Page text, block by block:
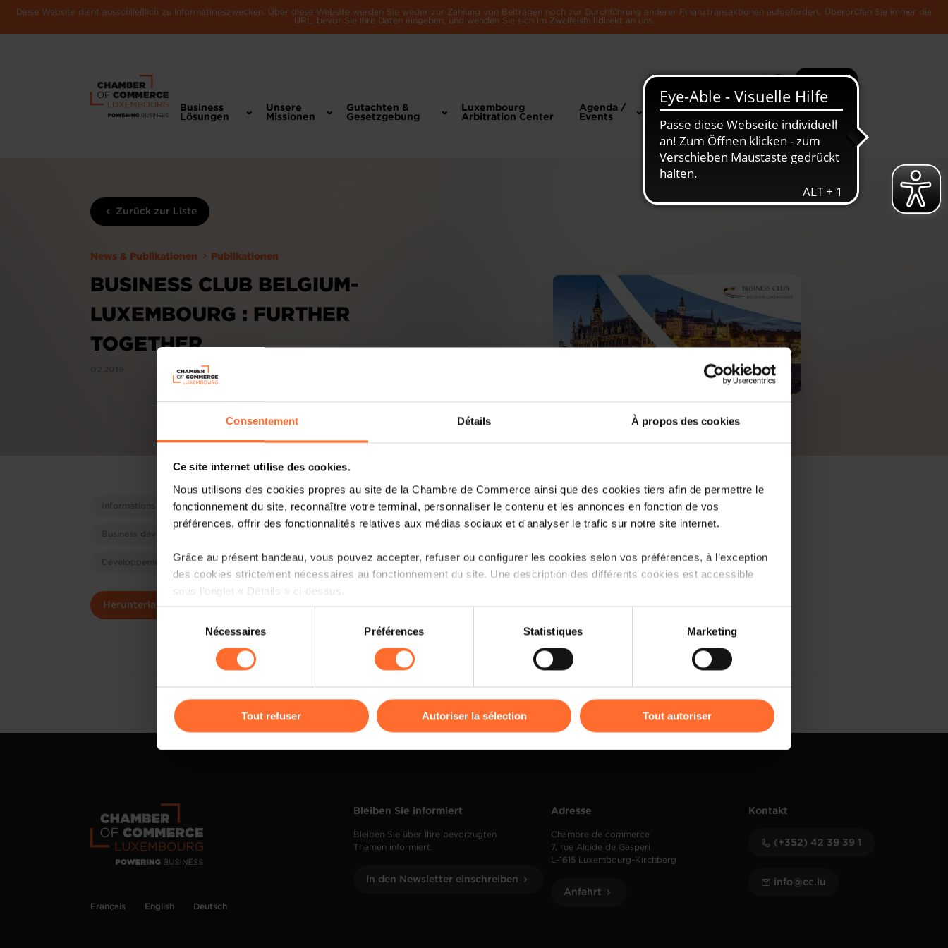
Consentement Détails À propos des cookies
Ce site internet utilise des cookies.
Nous utilisons des cookies propres au site de la Chambre de Commerce ainsi que des cookies tiers afin de permettre le
fonctionnement du site, reconnaître votre terminal, personnaliser le contenu et les annonces en fonction de vos
préférences, offrir des fonctionnalités relatives aux médias sociaux et d'analyser le trafic sur notre site internet.
Grâce au présent bandeau, vous pouvez accepter, refuser ou configurer les cookies selon vos préférences, à l’exception
des cookies strictement nécessaires au fonctionnement du site. Une description des différents cookies est accessible
sous l’onglet « Détails » ci-dessus.
Il est précisé que la navigation sur le site et certaines fonctionnalités (ex : lecture de vidéos, partage sur les réseaux
sociaux, sauvegarde des préférences de lecture vidéo, personnalisation de l’affichage du site) peuvent être affectées en
cas de refus de tous les cookies ou des cookies non nécessaires.
gauche de chaque page.
consentement
Nécessaires Préférences Statistiques Marketing
Tout refuser Autoriser la sélection Tout autoriser
Diese Website dient ausschließlich zu Informationszwecken. Über diese Website werden Sie weder zur Zahlung von Beiträgen noch zur Durchführung anderer Finanztransaktionen aufgefordert. Überprüfen Sie immer die
URL, bevor Sie Ihre Daten eingeben, und wenden Sie sich im Zweifelsfall direkt an uns.
Suche Mehr
Business
Lösungen
Unsere
Missionen
Gutachten &
Gesetzgebung
Luxembourg
Arbitration Center
Agenda /
Events
News &
Die Luxemburger
Zurück zur Liste
News & Publikationen Publikationen
BUSINESS CLUB BELGIUM-
LUXEMBOURG : FURTHER
TOGETHER
Informations sur les marchés étrangers Unternehmensentwicklung
Business development
Développement d'entreprises
Herunterladen
Français English Deutsch
Bleiben Sie informiert
Bleiben Sie über Ihre bevorzugten
Themen informiert.
In den Newsletter einschreiben
Adresse
Chambre de commerce
7, rue Alcide de Gasperi
L-1615 Luxembourg-Kirchberg
Anfahrt
Kontakt
(+352) 42 39 39 1
info@cc.lu